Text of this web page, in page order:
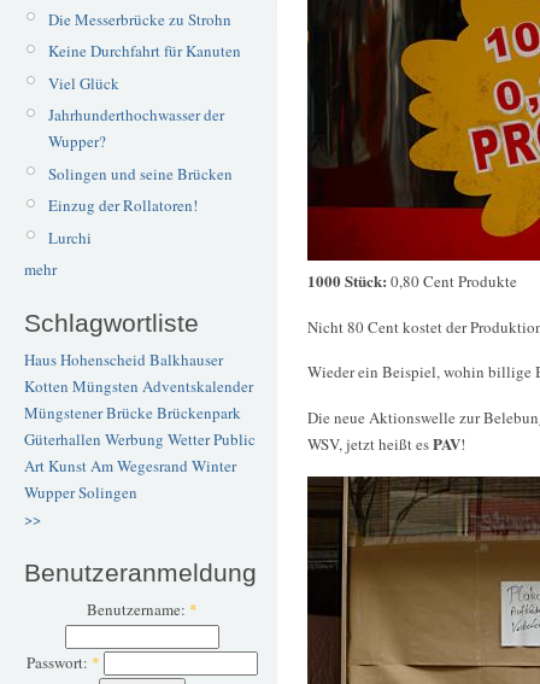
Die Messerbrücke zu Strohn
Keine Durchfahrt für Kanuten
Viel Glück
Jahrhunderthochwasser der
Wupper?
Solingen und seine Brücken
Einzug der Rollatoren!
Lurchi
mehr
Schlagwortliste
Haus Hohenscheid Balkhauser
Kotten Müngsten Adventskalender
Müngstener BrückeBrückenpark
Güterhallen Werbung WetterPublic
ArtKunstAm Wegesrand Winter
WupperSolingen
>>
Benutzeranmeldung
Benutzername: *
Passwort: *
1000 Stück: 0,80 Cent Produkte
Nicht 80 Cent kostet der
Wieder ein Beispiel, wohin billige
Die neue Aktionswelle zur
WSV, jetzt heißt esPAV!